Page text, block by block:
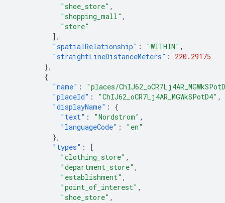
"shoe_store" ,
"shopping_mall" ,
"store"
],
"spatialRelationship" : "WITHIN" ,
"straightLineDistanceMeters" :
220.29175
},
{
"name" :
"places/
"placeId" : "ChIJ62_oCR7Lj4AR_MGWkSPotD4" ,
"displayName" :
{
"text" : "Nordstrom" ,
"languageCode" :
"en"
},
"types" :
[
"clothing_store" ,
"department_store" ,
"establishment" ,
"point_of_interest" ,
"shoe_store" ,